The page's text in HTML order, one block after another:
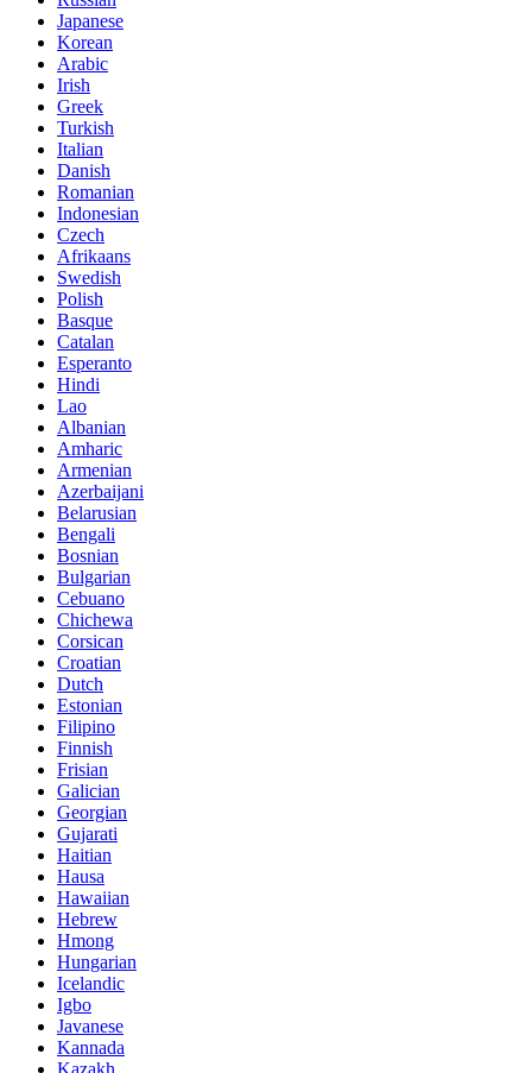
Japanese
Korean
Arabic
Irish
Greek
Turkish
Italian
Danish
Romanian
Indonesian
Czech
Afrikaans
Swedish
Polish
Basque
Catalan
Esperanto
Hindi
Lao
Albanian
Amharic
Armenian
Azerbaijani
Belarusian
Bengali
Bosnian
Bulgarian
Cebuano
Chichewa
Corsican
Croatian
Dutch
Estonian
Filipino
Finnish
Frisian
Galician
Georgian
Gujarati
Haitian
Hausa
Hawaiian
Hebrew
Hmong
Hungarian
Icelandic
Igbo
Javanese
Kannada